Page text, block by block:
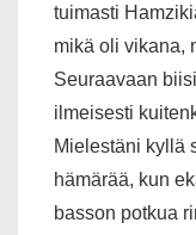
tuimasti
mikä oli vikana,
Seuraavaan
ilmeisesti
Mielestäni kyllä
hämärää, kun
basson potkua